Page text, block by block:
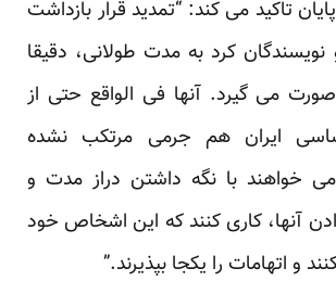
تاکید می کند: “تمدید قرار بازداشت
کرد به مدت طولانی، دقیقا
می گیرد. آنها فی الواقع حتی از
ایران هم جرمی مرتکب نشده
می خواهند با نگه داشتن دراز مدت و
آنها، کاری کنند که این اشخاص خود
و اتهامات را یکجا بپذیرند.”